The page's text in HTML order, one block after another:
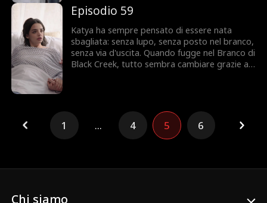
condannarla, e qualcuno del suo passato è
pronto a riprendersela a ogni costo. Fidarsi di
Ezra sarà la sua salvezza... o il suo errore più
grande?
Episodio 59
Katya ha sempre pensato di essere nata
sbagliata: senza lupo, senza posto nel branco,
senza via d'uscita. Quando fugge nel Branco di
Black Creek, tutto sembra cambiare grazie a
pronto a riprendersela a ogni costo. Fidarsi di
Ezra sarà la sua salvezza... o il suo errore più
grande?
1 ... 4 5 6
Chi siamo